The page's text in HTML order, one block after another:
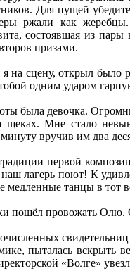
Для пущей
ржали как
состоявшая из
призами.
я на сцену, открыл было
одним ударом
была девочка.
щеках. Мне стало
вручив им два
первой
лагерь поют! К
медленные танцы в тот
пошёл провожать Олю.
пыталась вскрыть
«Волге»